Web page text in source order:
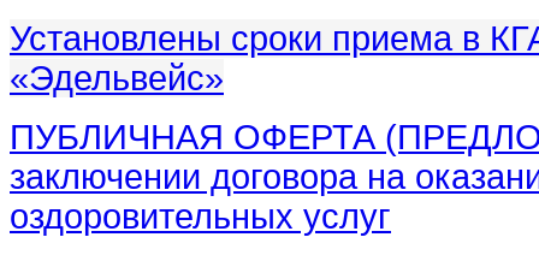
Установлены сроки приема в
«Эдельвейс»
ПУБЛИЧНАЯ ОФЕРТА
заключении договора на
оздоровительных услуг